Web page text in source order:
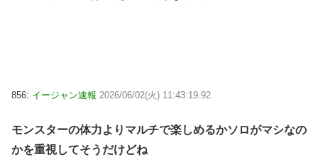
856: イージャン速報 2026/06/02(火) 11:43:19.92
モンスターの体力よりマルチで楽しめるかソロがマシなの
かを重視してそうだけどね